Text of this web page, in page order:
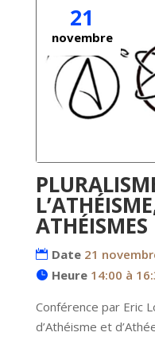
21
novembre
ATHÉISMES
Date 21
Heure 14:00 à
Conférence par Eric
d’Athéisme et